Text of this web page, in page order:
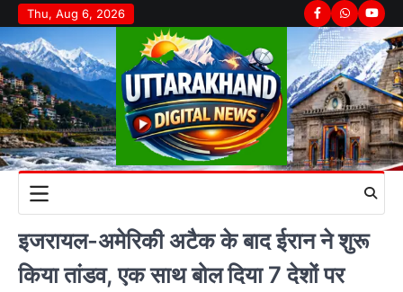
Skip
to
content
Thu, Aug 6, 2026 Facebook
Whatsapp
इजरायल-अमेरिकी अटैक के बाद ईरान ने शुरू
किया तांडव, एक साथ बोल दिया 7 देशों पर